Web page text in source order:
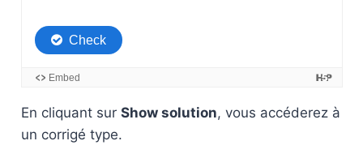
En cliquant sur Show solution, vous accéderez à
un corrigé type.